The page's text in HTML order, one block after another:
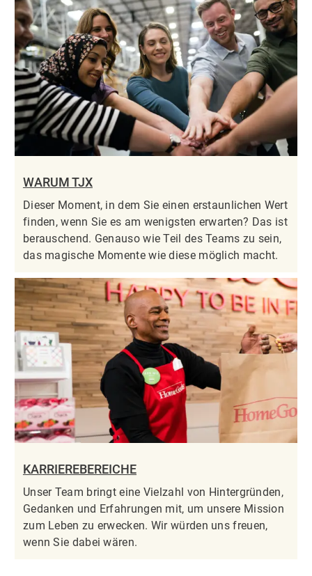
WARUM TJX
Dieser Moment, in dem Sie einen erstaunlichen Wert
finden, wenn Sie es am wenigsten erwarten? Das ist
berauschend. Genauso wie Teil des Teams zu sein,
das magische Momente wie diese möglich macht.
KARRIEREBEREICHE
Unser Team bringt eine Vielzahl von Hintergründen,
Gedanken und Erfahrungen mit, um unsere Mission
zum Leben zu erwecken. Wir würden uns freuen,
wenn Sie dabei wären.